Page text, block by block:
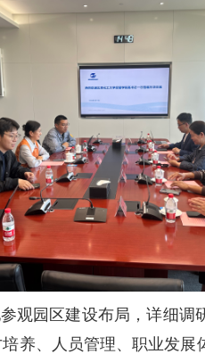
观园区建设布局，详细调
养、人员管理、职业发